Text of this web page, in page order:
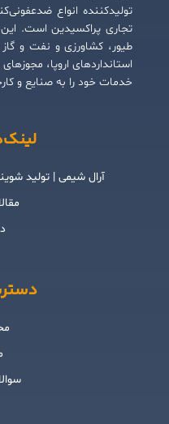
تولیدکننده انواع
تجاری پراکسیدین است.
طیور، کشاورزی و نفت و گاز
استانداردهای اروپا،
خدمات خود را به صنایع و
آرال شیمی | تولید